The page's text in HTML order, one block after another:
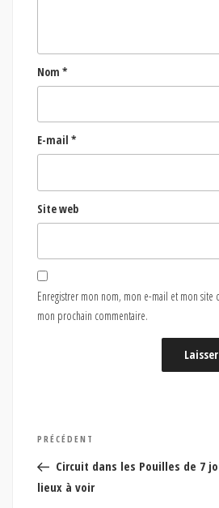
Nom *
E-mail *
Site web
Enregistrer mon nom, mon e-mail et mon site
mon prochain commentaire.
Navigation
de
l’article
Article
précédent
PRÉCÉDENT
Circuit dans les Pouilles de 7
lieux à voir